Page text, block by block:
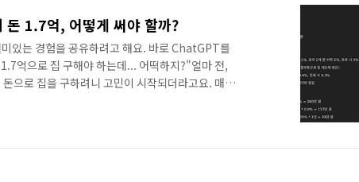
1.7억, 어떻게 써야 할까?
있는 경험을 공유하려고 해요. 바로 ChatGPT를
억으로 집 구해야 하는데... 어떡하지?"얼마 전,
으로 집을 구하려니 고민이 시작되더라고요. 매
들었어요. "이런 복잡한 계산, ChatGPT한테 맡
은 1.7억이야.아파트 매매, 전세, 월세에 비용..